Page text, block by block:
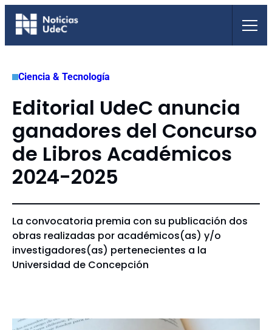
Saltar
Ciencia & Tecnología
Editorial UdeC anuncia
ganadores del Concurso
de Libros Académicos
2024-2025
La convocatoria premia con su publicación dos
obras realizadas por académicos(as) y/o
investigadores(as) pertenecientes a la
Universidad de Concepción